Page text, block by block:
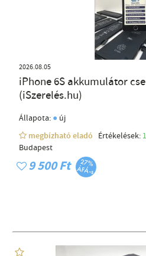
2026.08.05
iPhone 6S akkumulátor
(iSzerelés.hu)
Állapota: ● új
megbízható eladó
Értékelések:
Budapest
9 500 Ft